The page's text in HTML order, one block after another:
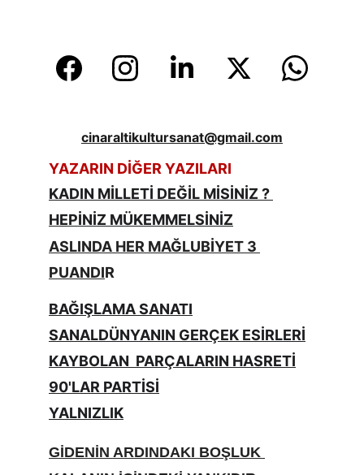
cinaraltikultursanat@gmail.com
YAZARIN DİĞER YAZILARI
ASLINDA HER MAĞLUBİYET 3
PUANDIR
BAĞIŞLAMA SANATI
SANALDÜNYANIN GERÇEK ESİRLERİ
KAYBOLAN  PARÇALARIN HASRETİ
90'LAR PARTİSİ
YALNIZLIK
KADIN MİLLETİ DEĞİL MİSİNİZ ?
HEPİNİZ MÜKEMMELSİNİZ
GİDENİN ARDINDAKI BOŞLUK